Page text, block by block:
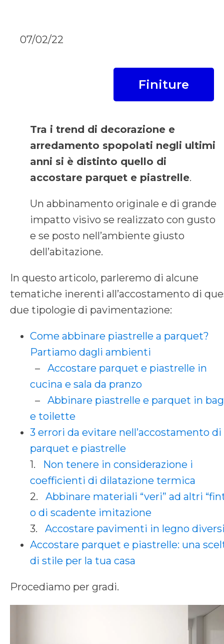
07/02/22
Finiture
Tra i trend di decorazione e
arredamento spopolati negli ultimi
anni si è distinto quello di
accostare parquet e piastrelle.
Un abbinamento originale e di grande
impatto visivo se realizzato con gusto
e se posto nell’ambiente giusto
dell’abitazione.
In questo articolo, parleremo di alcune
tematiche inerenti all’accostamento di
due tipologie di pavimentazione:
Come abbinare piastrelle a parquet?
Partiamo dagli ambienti
– Accostare parquet e piastrelle in
cucina e sala da pranzo
– Abbinare piastrelle e parquet in
e toilette
3 errori da evitare nell’accostamento di
parquet e piastrelle
1. Non tenere in considerazione i
coefficienti di dilatazione termica
2. Abbinare materiali “veri” ad altri
o di scadente imitazione
3. Accostare pavimenti in legno
Accostare parquet e piastrelle: una
di stile per la tua casa
Procediamo per gradi.